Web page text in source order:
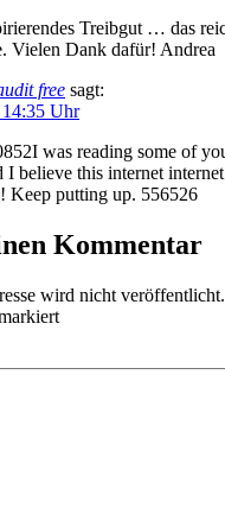
Treibgut … das
Vielen Dank dafür! Andrea
free sagt:
Uhr
was reading some of
I believe this internet
Keep putting up. 556526
Kommentar
wird nicht veröffentlicht.